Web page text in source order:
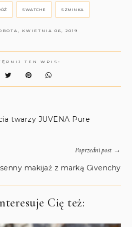
SWATCHE SZMINKA
KWIETNIA 06, 2019
TEN WPIS:
twarzy JUVENA Pure
Poprzedni post→
makijaż z marką Givenchy
Cię też: